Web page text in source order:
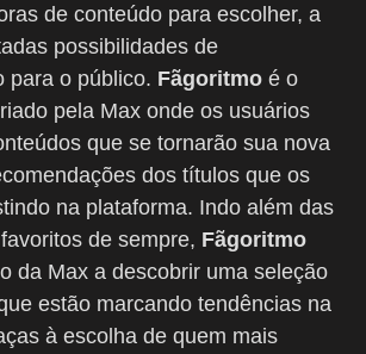
de conteúdo para escolher, a
possibilidades de
para o público. Fãgoritmo é o
pela Max onde os usuários
que se tornarão sua nova
dos títulos que os
na plataforma. Indo além das
de sempre, Fãgoritmo
da Max a descobrir uma seleção
estão marcando tendências na
à escolha de quem mais